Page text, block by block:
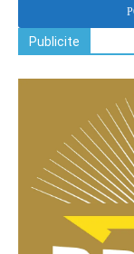
Publicite